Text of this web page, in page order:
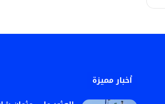
أخبار مميزة